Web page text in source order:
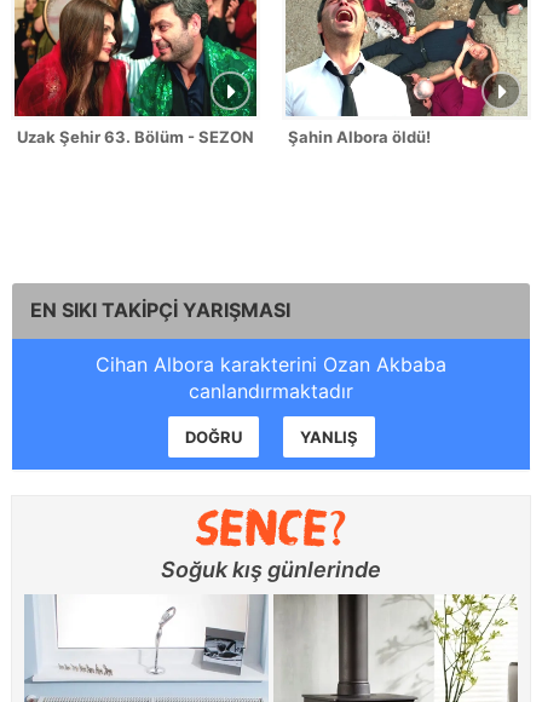
Uzak Şehir 63. Bölüm - SEZON FİNALİŞahin Albora öldü!
EN SIKI TAKİPÇİ YARIŞMASI
Cihan Albora karakterini Ozan Akbaba
canlandırmaktadır
DOĞRU YANLIŞ
Soğuk kış günlerinde